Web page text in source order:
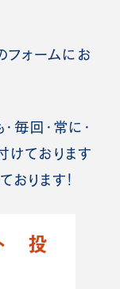
フォームにお
毎回・常に・
けております
おります！
投